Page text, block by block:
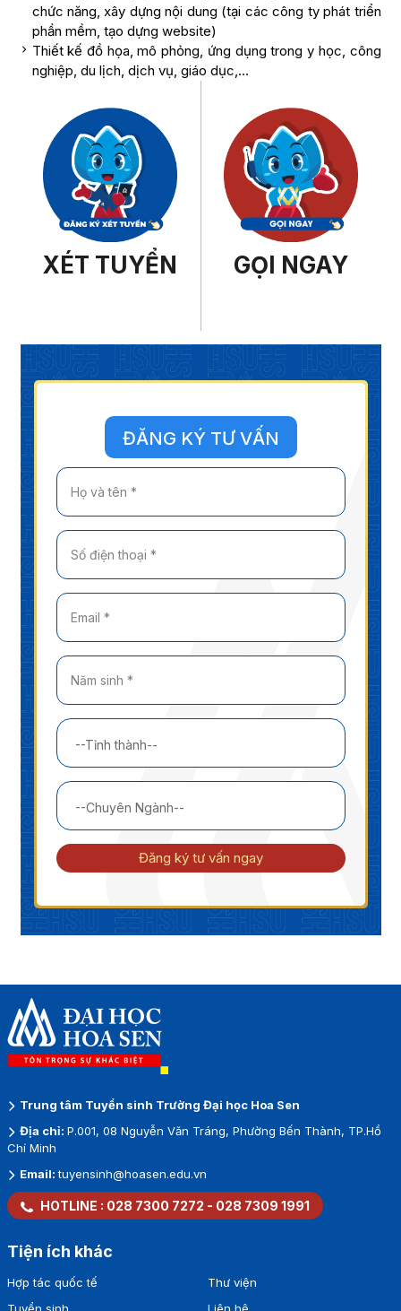
chức năng, xây dựng nội dung (tại các công ty phát triển
phần mềm, tạo dựng website)
Thiết kế đồ họa, mô phỏng, ứng dụng trong y học, công
nghiệp, du lịch, dịch vụ, giáo dục,…
XÉT TUYỂN GỌI NGAY
ĐĂNG KÝ TƯ VẤN
Đăng ký tư vấn ngay
Trung tâm Tuyển sinh Trường Đại học Hoa Sen
Địa chỉ: P.001, 08 Nguyễn Văn Tráng, Phường Bến Thành, TP.Hồ
Chí Minh
Email:tuyensinh@hoasen.edu.vn
HOTLINE : 028 7300 7272 - 028 7309 1991
Tiện ích khác
Hợp tác quốc tế
Thư viện